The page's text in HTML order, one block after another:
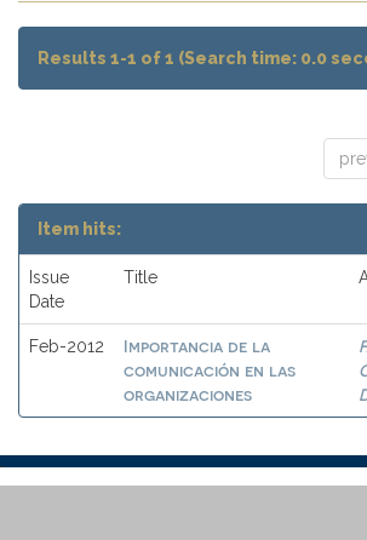
Results 1-1 of 1 (Search time: 0.0
Item hits:
Issue
Date
Title
Feb-2012
Importancia de la
comunicación en las
organizaciones